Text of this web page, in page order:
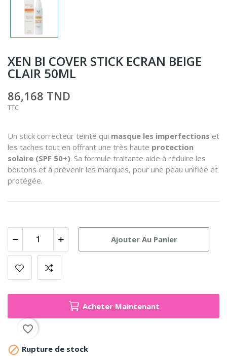
XEN BI COVER STICK ECRAN BEIGE
CLAIR 50ML
86,168 TND
TTC
Un stick correcteur teinté qui masque les imperfections et
les taches tout en offrant une très haute protection
solaire (SPF 50+). Sa formule traitante aide à réduire les
boutons et à prévenir les marques, pour une peau unifiée et
protégée.
Ajouter Au Panier
Acheter Maintenant
favorite_border
 Rupture de stock